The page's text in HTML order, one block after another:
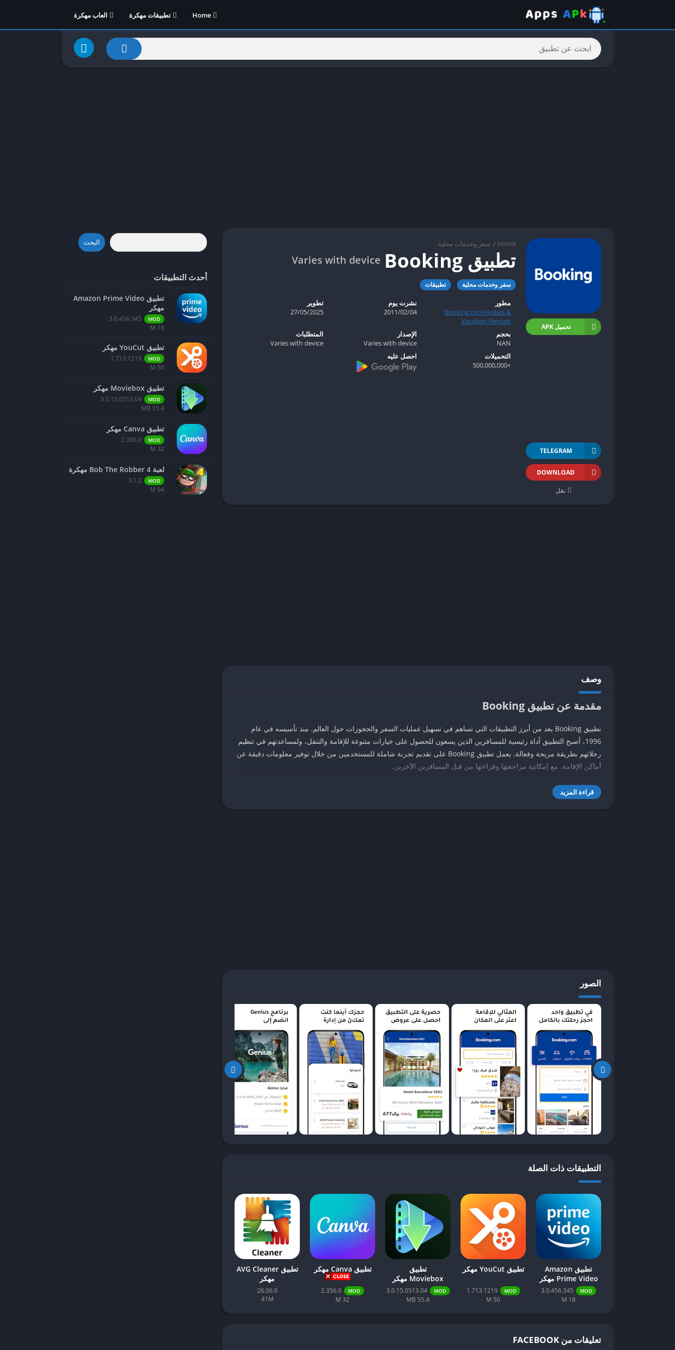
Home تطبيقات مهكرة العاب مهكرة
Home
/ سفر وخدمات محلية
تطبيق Booking Varies with device
سفر وخدمات محلية تطبيقات
تحميل APK
TELEGRAM
DOWNLOAD
نقل
مطور
Booking.com Hotels &
Vacation Rentals
نشرت يوم
04‏/02‏/2011
تطوير
27/05/2025
بحجم
NAN
الإصدار
Varies with device
المتطلبات
Varies with device
التحميلات
+500,000,000
احصل عليه
وصف
مقدمة عن تطبيق Booking
تطبيق Booking يعد من أبرز التطبيقات التي تساهم في تسهيل عمليات السفر والحجوزات حول العالم. منذ تأسيسه في عام
1996، أصبح التطبيق أداة رئيسية للمسافرين الذين يسعون للحصول على خيارات متنوعة للإقامة والتنقل، ولمساعدتهم في تنظيم
رحلاتهم بطريقة مريحة وفعالة. يعمل تطبيق Booking على تقديم تجربة شاملة للمستخدمين من خلال توفير معلومات دقيقة عن
أماكن الإقامة، مع إمكانية مراجعتها وقراءتها من قبل المسافرين الآخرين.
ريفية، مما يمنح المستخدمين خيارات تناسب جميع الأذواق والميزانيات. يتميز التطبيق بواجهة مستخدم سهلة الاستخدام، مما
يمكن الأفراد من حجز إقامتهم بضغطة زر، واختيار المواعيد التي تناسبهم، وكذلك المقارنة بين الأسعار والخدمات المقدمة من
مريحة وسلسة.
الخاصة. يوفر التطبيق خيارات فلترة شاملة تشمل السعر، نوع الإقامة، المرافق، وتقييمات العملاء، مما يسهل على المستخدمين
العثور على ما يناسبهم. هذه الميزة تعتبر ضرورية خاصةً في ظل توافر العديد من الخيارات الفندقية حول العالم، ما يدفع
المستخدمين إلى اتخاذ قرارات مبنية على معلومات دقيقة.
التصنيف المناسب للخيارات المتاحة يعد من المميزات الإضافية التي يوفرها تطبيق Booking. يتم تصنيف الخيارات وفقًا لمعايير
متعددة مثل تصنيف النجوم، موقع الفندق، وميزاته الفريدة، مما يساعد المستخدمين على المقارنة بسهولة بين الخيارات المختلفة.
يمكن للمستخدمين أيضًا الاطلاع على تقييمات وآراء الأشخاص الذين أقاموا في تلك الفنادق، مما يعزز من مستوى الثقة في
قراراتهم.
باختصار، تجمع مميزات تطبيق Booking بين سهولة الاستخدام وخيارات البحث الواسعة والتصنيف الدقيق، بما يعيد تشكيل تجربة
حجز الفنادق والسفر ويجعلها أكثر فاعلية وراحة للمستخدمين. هذه العناصر مجتمعة تعكس التزام التطبيق بتقديم تجربة استثنائية
تلبي احتياجات جميع مستخدميه.
رحلتك، يجب أولاً تحميل التطبيق على جهازك المحمول من متجر التطبيقات المناسب. عملية التحميل بسيطة؛ ما عليك سوى
البحث عن “Booking” وتثبيت التطبيق.
بعد التحميل، قم بفتح التطبيق. ستُطلب منك التسجيل، حيث سيكون عليك إنشاء حساب جديد. يُفضل استخدام عنوان بريد
إلكتروني صحيح وكلمة مرور قوية لتجنب أي مشاكل مستقبلية. في حال كنت تمتلك حساباً سابقاً، يمكنك تسجيل الدخول مباشرة
باستخدام بياناتك السابقة. يعتبر التسجيل خطوة مهمة، حيث يمكنك من إدارة حجوزاتك بسهولة وتتبع العروض والخصومات
المتاحة.
بمجرد تسجيل الدخول، يمكنك البحث عن الفنادق أو أماكن الإقامة الأخرى. يتيح لك التطبيق إدخال وجهتك، تاريخ الوصول
والمغادرة، وعدد الضيوف، مما يسهل على المستخدمين العثور على الخيارات المثالية. يعرض التطبيق نتائج مفصلة تتضمن الصور،
للقيام بالحجز، ما عليك سوى اختيار الخيار المفضل لديك والضغط على زر “احجز الآن”. ستظهر لك تفاصيل الحجوزات، بما في
قراءة المزيد
الصور
التطبيقات ذات الصلة
تطبيق Amazon
Prime Video مهكر
MOD
3.0.456.345
18 M
تطبيق YouCut مهكر
MOD
1.713.1219
50 M
تطبيق
Moviebox مهكر
MOD
3.0.15.0513.04
55.4 MB
تطبيق Canva مهكر
MOD
2.356.0
32 M
تطبيق AVG Cleaner
مهكر
26.06.0
41M
تعليقات من FACEBOOK
البحث
أحدث التطبيقات
تطبيق Amazon Prime Video
مهكر
MOD
3.0.456.345
18 M
تطبيق YouCut مهكر
MOD
1.713.1219
50 M
تطبيق Moviebox مهكر
MOD
3.0.15.0513.04
55.4 MB
تطبيق Canva مهكر
MOD
2.356.0
32 M
لعبة Bob The Robber 4 مهكرة
MOD
3.1.2
94 M